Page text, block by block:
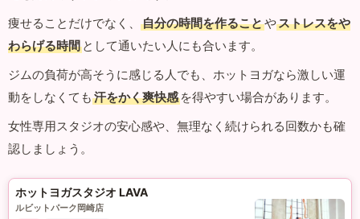
痩せることだけでなく、
自分の時間を作ることやストレスをや
わらげる時間 として通いたい人にも合います。
ジムの負荷が高そうに感じる人でも、ホットヨガなら激しい運
動をしなくても 汗をかく爽快感 を得やすい場合があります。
女性専用スタジオの安心感や、無理なく続けられる回数かも確
認しましょう。
ホットヨガスタジオ LAVA
ルビットパーク岡崎店